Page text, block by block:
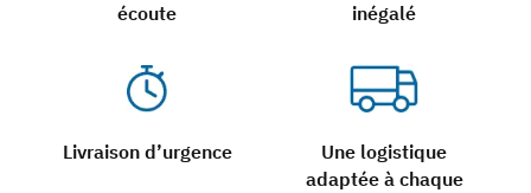
écoute
inégalé
Livraison d’urgence
Une logistique
adaptée à chaque